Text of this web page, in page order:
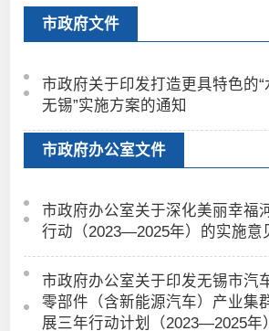
市政府文件
市政府关于印发打造更具特色的“
无锡”实施方案的通知
市政府办公室文件
市政府办公室关于深化美丽幸福
行动（2023—2025年）的实施意
市政府办公室关于印发无锡市汽
零部件（含新能源汽车）产业集
展三年行动计划（2023—2025年